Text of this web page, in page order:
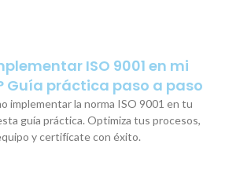
ISO 9001 en mi
Guía práctica paso a paso
implementar la norma ISO 9001 en tu
guía práctica. Optimiza tus procesos,
y certifícate con éxito.